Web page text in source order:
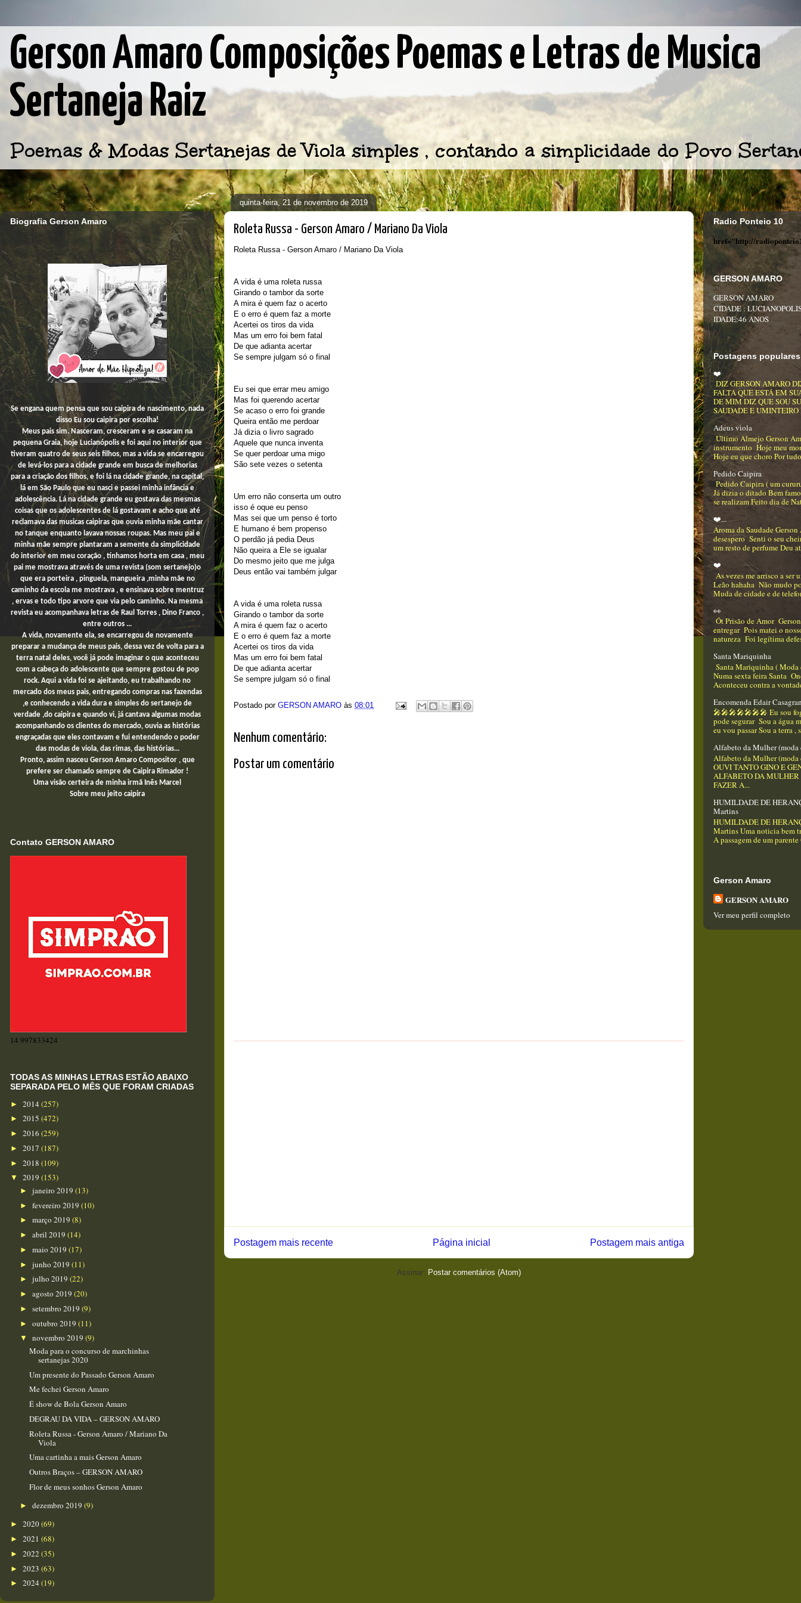
Gerson Amaro Composições Poemas e Letras de Musica
Sertaneja Raiz
Poemas & Modas Sertanejas de Viola simples , contando a simplicidade do Povo
quinta-feira, 21 de novembro de 2019
Roleta Russa - Gerson Amaro / Mariano Da Viola
Roleta Russa - Gerson Amaro / Mariano Da Viola
A vida é uma roleta russa
Girando o tambor da sorte
A mira é quem faz o acerto
E o erro é quem faz a morte
Acertei os tiros da vida
Mas um erro foi bem fatal
De que adianta acertar
Se sempre julgam só o final
Eu sei que errar meu amigo
Mas foi querendo acertar
Se acaso o erro foi grande
Queira então me perdoar
Já dizia o livro sagrado
Aquele que nunca inventa
Se quer perdoar uma migo
São sete vezes o setenta
Um erro não conserta um outro
isso é oque eu penso
Mas sei que um penso é torto
E humano é bem propenso
O perdão já pedia Deus
Não queira a Ele se igualar
Do mesmo jeito que me julga
Deus então vai também julgar
A vida é uma roleta russa
Girando o tambor da sorte
A mira é quem faz o acerto
E o erro é quem faz a morte
Acertei os tiros da vida
Mas um erro foi bem fatal
De que adianta acertar
Se sempre julgam só o final
Postado por GERSON AMARO às 08:01
Nenhum comentário:
Postar um comentário
Postagem mais recente Postagem mais antiga
Página inicial
Assinar: Postar comentários (Atom)
Biografia Gerson Amaro
Se engana quem pensa que sou caipira de nascimento, nada
dissoEu sou caipira por escolha!
Meus pais sim. Nasceram, cresceram e se casaram na
pequena Graia, hoje Lucianópolis e foi aqui no interior que
tiveram quatro de seus seis filhos, mas a vida se encarregou
de levá-los para a cidade grande em busca de melhorias
para a criação dos filhos, e foi lá na cidade grande, na capital,
lá em São Paulo que eu nasci e passei minha infância e
adolescência. Lá na cidade grande eu gostava das mesmas
coisas que os adolescentes de lá gostavam e acho que até
reclamava das musicas caipiras que ouvia minha mãe cantar
no tanque enquanto lavava nossas roupas. Mas meu pai e
minha mãe sempre plantaram a semente da simplicidade
do interior em meu coração , tínhamos horta em casa , meu
pai me mostrava através de uma revista (som sertanejo)o
que era porteira , pinguela, mangueira ,minha mãe no
caminho da escola me mostrava , e ensinava sobre mentruz
, ervas e todo tipo arvore que via pelo caminho. Na mesma
revista eu acompanhava letras de Raul Torres , Dino Franco ,
entre outros ...
A vida, novamente ela, se encarregou de novamente
preparar a mudança de meus pais, dessa vez de volta para a
terra natal deles, você já pode imaginar o que aconteceu
com a cabeça do adolescente que sempre gostou de pop
rock. Aqui a vida foi se ajeitando, eu trabalhando no
mercado dos meus pais, entregando compras nas fazendas
,e conhecendo a vida dura e simples do sertanejo de
verdade ,do caipira e quando vi, já cantava algumas modas
acompanhando os clientes do mercado, ouvia as histórias
engraçadas que eles contavam e fui entendendo o poder
das modas de viola, das rimas, das histórias...
Pronto, assim nasceu Gerson Amaro Compositor , que
prefere ser chamado sempre de Caipira Rimador !
Uma visão certeira de minha irmã Inês Marcel
Sobre meu jeito caipira
Contato GERSON AMARO
14 997833424
TODAS AS MINHAS LETRAS ESTÃO ABAIXO
SEPARADA PELO MÊS QUE FORAM CRIADAS
► 2014 (257)
► 2015 (472)
► 2016 (259)
► 2017 (187)
► 2018 (109)
▼ 2019 (153)
► janeiro 2019 (13)
► fevereiro 2019 (10)
► março 2019 (8)
► abril 2019 (14)
► maio 2019 (17)
► junho 2019 (11)
► julho 2019 (22)
► agosto 2019 (20)
► setembro 2019 (9)
► outubro 2019 (11)
▼ novembro 2019 (9)
Moda para o concurso de marchinhas
sertanejas 2020
Um presente do Passado Gerson Amaro
Me fechei Gerson Amaro
É show de Bola Gerson Amaro
DEGRAU DA VIDA – GERSON AMARO
Roleta Russa - Gerson Amaro / Mariano Da
Viola
Uma cartinha a mais Gerson Amaro
Outros Braços – GERSON AMARO
Flor de meus sonhos Gerson Amaro
► dezembro 2019 (9)
► 2020(69)
► 2021 (68)
► 2022 (35)
► 2023 (63)
► 2024 (19)
Radio Ponteio 10
href="http://
GERSON AMARO
GERSON AMARO
CIDADE :
IDADE:46 ANOS
Postagens populares
❤️
DIZ GERSON AMARO
FALTA QUE ESTÁ EM
DE MIM DIZ QUE SOU
SAUDADE E UMINTEIRO
Adeus viola
Último Almejo Gerson
instrumento Hoje meu
Hoje eu que choro Por
Pedido Caipira
Pedido Caipira ( um
Já dizia o ditado Bem
se realizam Feito dia de
❤️...
Aroma da Saudade
desespero Senti o seu
um resto de perfume Deu
❤️
As vezes me arrisco a ser
Leão hahaha Não mudo
Muda de cidade e de
👀
Ót Prisão de Amor
entregar Pois matei o
natureza Foi legítima
Santa Mariquinha
Santa Mariquinha (
Numa sexta feira Santa
Aconteceu contra a
Encomenda Edair
🎤🎤🎤🎤🎤🎤🎤 Eu sou
pode segurar Sou a água
eu vou passar Sou a terra ,
Alfabeto da Mulher
Alfabeto da Mulher
OUVI TANTO GINO E
ALFABETO DA
FAZER A...
HUMILDADE DE
Martins
HUMILDADE DE
Martins Uma noticia bem
A passagem de um
Gerson Amaro
GERSON AMARO
Ver meu perfil completo